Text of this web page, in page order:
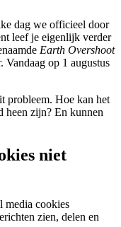
dag we officieel door
leef je eigenlijk verder
Earth Overshoot
Vandaag op 1 augustus
probleem. Hoe kan het
heen zijn? En kunnen
niet
media cookies
zien, delen en